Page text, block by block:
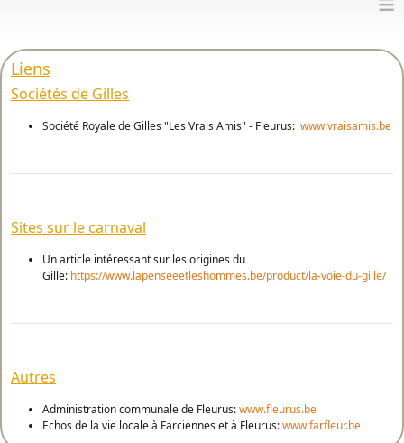
Liens
Sociétés de Gilles
Société Royale de Gilles "Les Vrais Amis" - Fleurus: www.vraisamis.be
Sites sur le carnaval
Un article intéressant sur les origines du
Gille: https://www.lapenseeetleshommes.be/product/la-voie-du-gille/
Autres
Administration communale de Fleurus:www.fleurus.be
Echos de la vie locale à Farciennes et à Fleurus:www.farfleur.be